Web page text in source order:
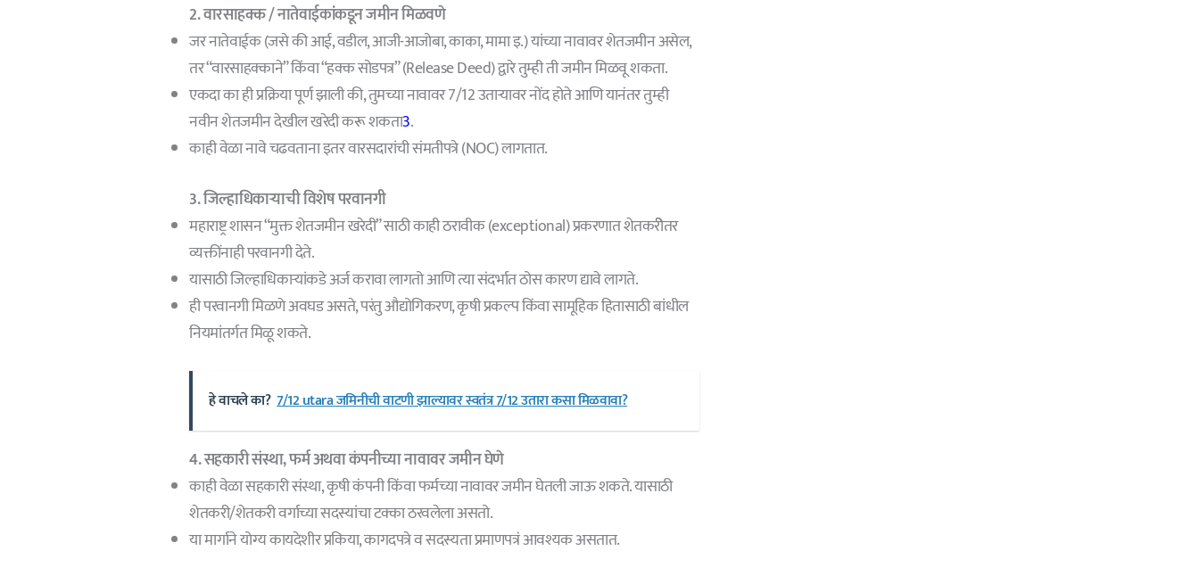
2. वारसाहक्क / नातेवाईकांकडून जमीन मिळवणे
जर नातेवाईक (जसे की आई, वडील, आजी-आजोबा, काका, मामा इ.) यांच्या नावावर शेतजमीन असेल,
तर “वारसाहक्काने” किंवा “हक्क सोडपत्र” (Release Deed) द्वारे तुम्ही ती जमीन मिळवू शकता.
एकदा का ही प्रक्रिया पूर्ण झाली की, तुमच्या नावावर 7/12 उताऱ्यावर नोंद होते आणि यानंतर तुम्ही
नवीन शेतजमीन देखील खरेदी करू शकता3.
काही वेळा नावे चढवताना इतर वारसदारांची संमतीपत्रे (NOC) लागतात.
3. जिल्हाधिकाऱ्याची विशेष परवानगी
महाराष्ट्र शासन “मुक्त शेतजमीन खरेदी” साठी काही ठरावीक (exceptional) प्रकरणात शेतकरीेतर
व्यक्तींनाही परवानगी देते.
यासाठी जिल्हाधिकाऱ्यांकडे अर्ज करावा लागतो आणि त्या संदर्भात ठोस कारण द्यावे लागते.
ही परवानगी मिळणे अवघड असते, परंतु औद्योगिकरण, कृषी प्रकल्प किंवा सामूहिक हितासाठी बांधील
नियमांतर्गत मिळू शकते.
हे वाचले का? 7/12 utara जमिनीची वाटणी झाल्यावर स्वतंत्र 7/12 उतारा कसा मिळवावा?
4. सहकारी संस्था, फर्म अथवा कंपनीच्या नावावर जमीन घेणे
काही वेळा सहकारी संस्था, कृषी कंपनी किंवा फर्मच्या नावावर जमीन घेतली जाऊ शकते. यासाठी
शेतकरी/शेतकरी वर्गाच्या सदस्यांचा टक्का ठरवलेला असतो.
या मार्गाने योग्य कायदेशीर प्रकिया, कागदपत्रे व सदस्यता प्रमाणपत्रं आवश्यक असतात.